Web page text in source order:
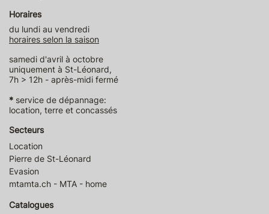
Horaires
du lundi au vendredi
horaires selon la saison
samedi d'avril à octobre
uniquement à St-Léonard,
7h > 12h - après-midi fermé
* service de dépannage:
location, terre et concassés
Secteurs
Location
Pierre de St-Léonard
Evasion
mtamta.ch - MTA - home
Catalogues